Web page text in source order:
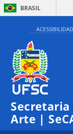
BRASIL
Arte |